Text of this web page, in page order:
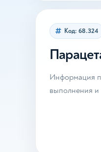
Код: 68.324
Информация
выполнения и